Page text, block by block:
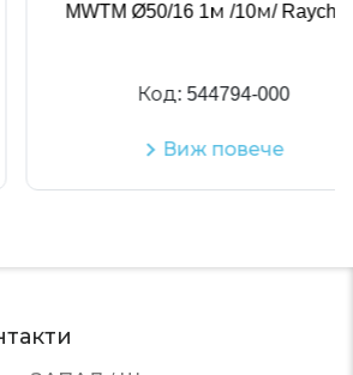
MWTM Ø50/16 1м /10м/ Raychem
544794-000
Виж повече